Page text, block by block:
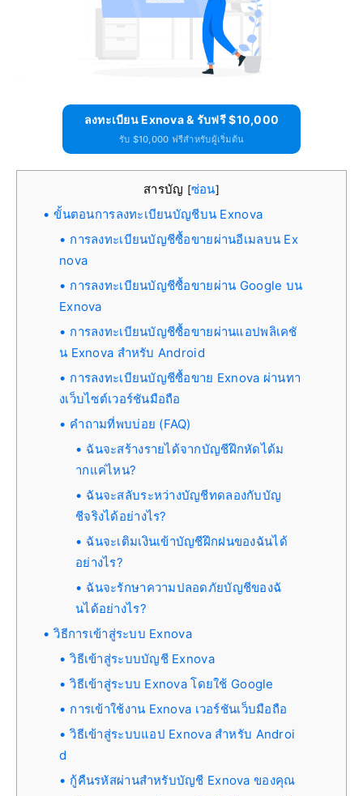
ลงทะเบียน Exnova & รับฟรี $10,000
รับ $10,000 ฟรีสำหรับผู้เริ่มต้น
สารบัญ [ซ่อน]
ขั้นตอนการลงทะเบียนบัญชีบน Exnova
การลงทะเบียนบัญชีซื้อขายผ่านอีเมลบน Ex
nova
การลงทะเบียนบัญชีซื้อขายผ่าน Google บน
Exnova
การลงทะเบียนบัญชีซื้อขายผ่านแอปพลิเคชั
น Exnova สำหรับ Android
การลงทะเบียนบัญชีซื้อขาย Exnova ผ่านทา
งเว็บไซต์เวอร์ชันมือถือ
คำถามที่พบบ่อย (FAQ)
ฉันจะสร้างรายได้จากบัญชีฝึกหัดได้ม
ากแค่ไหน?
ฉันจะสลับระหว่างบัญชีทดลองกับบัญ
ชีจริงได้อย่างไร?
ฉันจะเติมเงินเข้าบัญชีฝึกฝนของฉันได้
อย่างไร?
ฉันจะรักษาความปลอดภัยบัญชีของฉั
นได้อย่างไร?
วิธีการเข้าสู่ระบบ Exnova
วิธีเข้าสู่ระบบบัญชี Exnova
วิธีเข้าสู่ระบบ Exnova โดยใช้ Google
การเข้าใช้งาน Exnova เวอร์ชันเว็บมือถือ
วิธีเข้าสู่ระบบแอป Exnova สำหรับ Androi
d
กู้คืนรหัสผ่านสำหรับบัญชี Exnova ของคุณ